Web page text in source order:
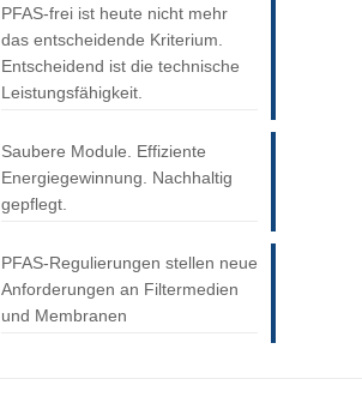
PFAS-frei ist heute nicht mehr
das entscheidende Kriterium.
Entscheidend ist die technische
Leistungsfähigkeit.
Saubere Module. Effiziente
Energiegewinnung. Nachhaltig
gepflegt.
PFAS-Regulierungen stellen neue
Anforderungen an Filtermedien
und Membranen